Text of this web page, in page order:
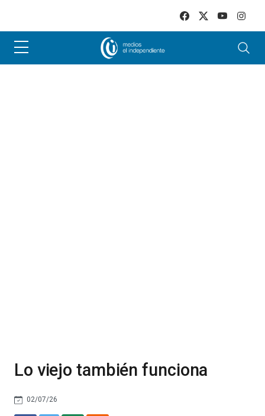
Lo viejo también funciona
02/07/26